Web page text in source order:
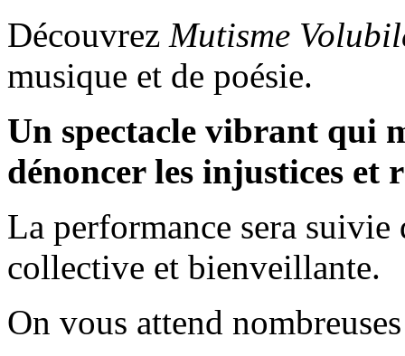
Découvrez Mutisme
musique et de poésie.
Un spectacle vibrant qui
dénoncer les injustices et
La performance sera suivie
collective et bienveillante.
On vous attend